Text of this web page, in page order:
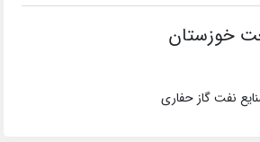
خوزستان
نفت گاز حفاری